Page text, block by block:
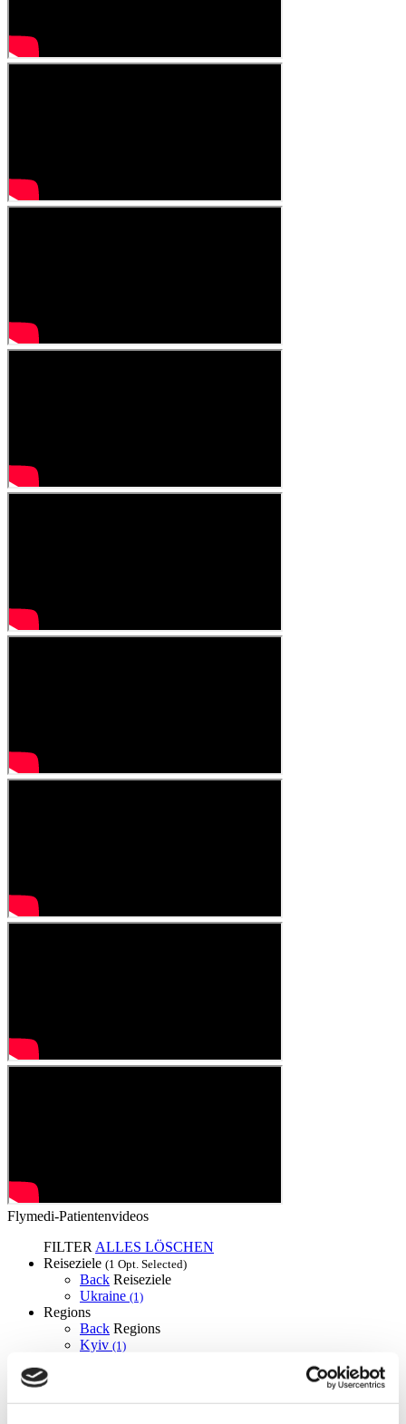
Flymedi-Patientenvideos
FILTER ALLES LÖSCHEN
Reiseziele (1 Opt. Selected)
Back Reiseziele
Ukraine (1)
Regions
Back Regions
Kyiv (1)
Flymedi
TÜRSAB – Transaktionen auf flymedi.com werden von